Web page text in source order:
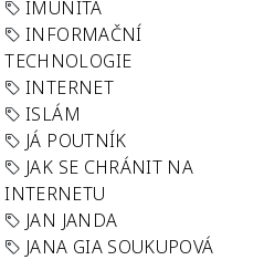
IMUNITA
INFORMAČNÍ
TECHNOLOGIE
INTERNET
ISLÁM
JÁ POUTNÍK
JAK SE CHRÁNIT NA
INTERNETU
JAN JANDA
JANA GIA SOUKUPOVÁ